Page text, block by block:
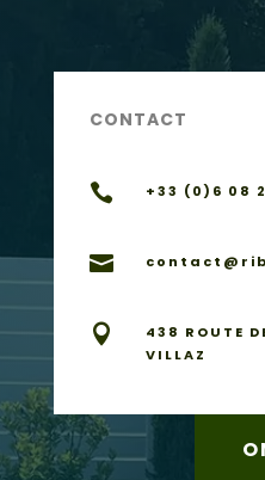
CONTACT
 +33 (0)6 08


438 ROUTE
VILLAZ